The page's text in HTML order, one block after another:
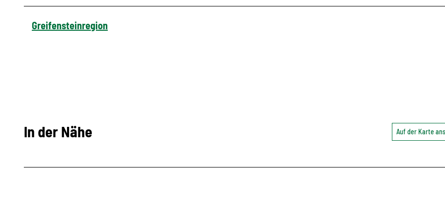
Greifensteinregion
In der Nähe Auf der Karte